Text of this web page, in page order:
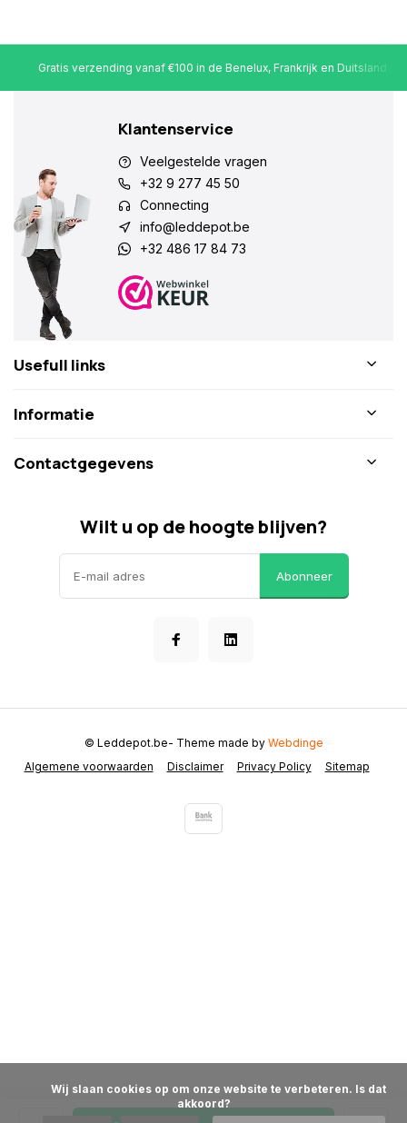
Gratis verzending vanaf €100 in de Benelux, Frankrijk en Duitsland
Klantenservice
Veelgestelde vragen
+32 9 277 45 50
Connecting
info@leddepot.be
+32 486 17 84 73
Usefull links
Informatie
Contactgegevens
Wilt u op de hoogte blijven?
Abonneer
Algemene voorwaarden Disclaimer Privacy Policy Sitemap
© Leddepot.be- Theme made by Webdinge
akkoord?